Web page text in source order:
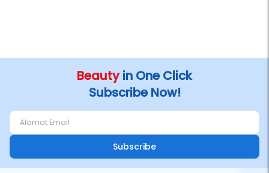
Beautyin One Click
Subscribe Now!
Subscribe